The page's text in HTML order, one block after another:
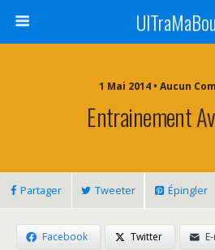
1 Mai 2014 • Aucun
Entrainement
Partager Tweeter Épingler
Facebook Twitter